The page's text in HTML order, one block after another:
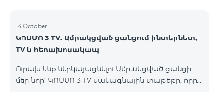
14 October
ԿՈՍՄՈ 3 TV. Ամրակցված ցանցում ինտերնետ,
TV և հեռախոսակապ
Ուրախ ենք ներկայացնելու Ամրակցված ցանցի
մեր նոր՝ ԿՈՍՄՈ 3 TV սակագնային փաթեթը, որը